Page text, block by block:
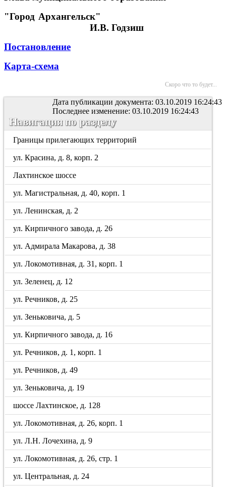
"Город Архангельск"
И.В. Годзиш
Постановление
Карта-схема
Скоро что то будет...
Дата публикации документа: 03.10.2019 16:24:43
Последнее изменение: 03.10.2019 16:24:43
Навигация по разделу
Границы прилегающих территорий
ул. Красина, д. 8, корп. 2
Лахтинское шоссе
ул. Магистральная, д. 40, корп. 1
ул. Ленинская, д. 2
ул. Кирпичного завода, д. 26
ул. Адмирала Макарова, д. 38
ул. Локомотивная, д. 31, корп. 1
ул. Зеленец, д. 12
ул. Речников, д. 25
ул. Зеньковича, д. 5
ул. Кирпичного завода, д. 16
ул. Речников, д. 1, корп. 1
ул. Речников, д. 49
ул. Зеньковича, д. 19
шоссе Лахтинское, д. 128
ул. Локомотивная, д. 26, корп. 1
ул. Л.Н. Лочехина, д. 9
ул. Локомотивная, д. 26, стр. 1
ул. Центральная, д. 24